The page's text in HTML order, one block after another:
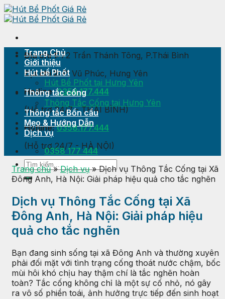
Skip
to
Địa chỉ 1:72 Trần Thánh Tông, P.Thái Bình
Địa chỉ 2:P. Vũ Phúc, Hưng Yên
Hotline: 0358.177.444
(Hỗ trợ 24/7 - THÁI BÌNH)
Hotline: 0358.177.444
(Hỗ trợ 24/7 - HÀ NỘI)
Trang Chủ
Giới thiệu
Hút bể Phốt
Hút Bể Phốt tại Hưng Yên
Thông tắc cống
Thông Tắc Cống tại Hưng Yên
Thông tắc Bồn cầu
Mẹo & Hướng Dẫn
Dịch vụ
0358 177 444
Trang chủ»Dịch vụ»Dịch vụ Thông Tắc Cống tại Xã
Đông Anh, Hà Nội: Giải pháp hiệu quả cho tắc nghẽn
Dịch vụ Thông Tắc Cống tại Xã
Đông Anh, Hà Nội: Giải pháp hiệu
quả cho tắc nghẽn
Bạn đang sinh sống tại xã Đông Anh và thường xuyên
phải đối mặt với tình trạng cống thoát nước chậm, bốc
mùi hôi khó chịu hay thậm chí là tắc nghẽn hoàn
toàn? Tắc cống không chỉ là một sự cố nhỏ, nó gây
ra vô số phiền toái, ảnh hưởng trực tiếp đến sinh hoạt